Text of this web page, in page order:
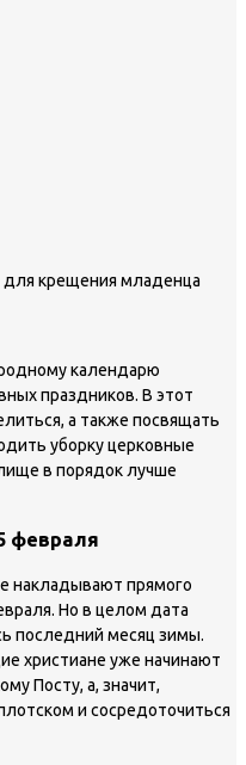
крещения младенца
календарю
праздников. В этот
а также посвящать
уборку церковные
в порядок лучше
февраля
накладывают прямого
Но в целом дата
последний месяц зимы.
христиане уже начинают
Посту, а, значит,
и сосредоточиться